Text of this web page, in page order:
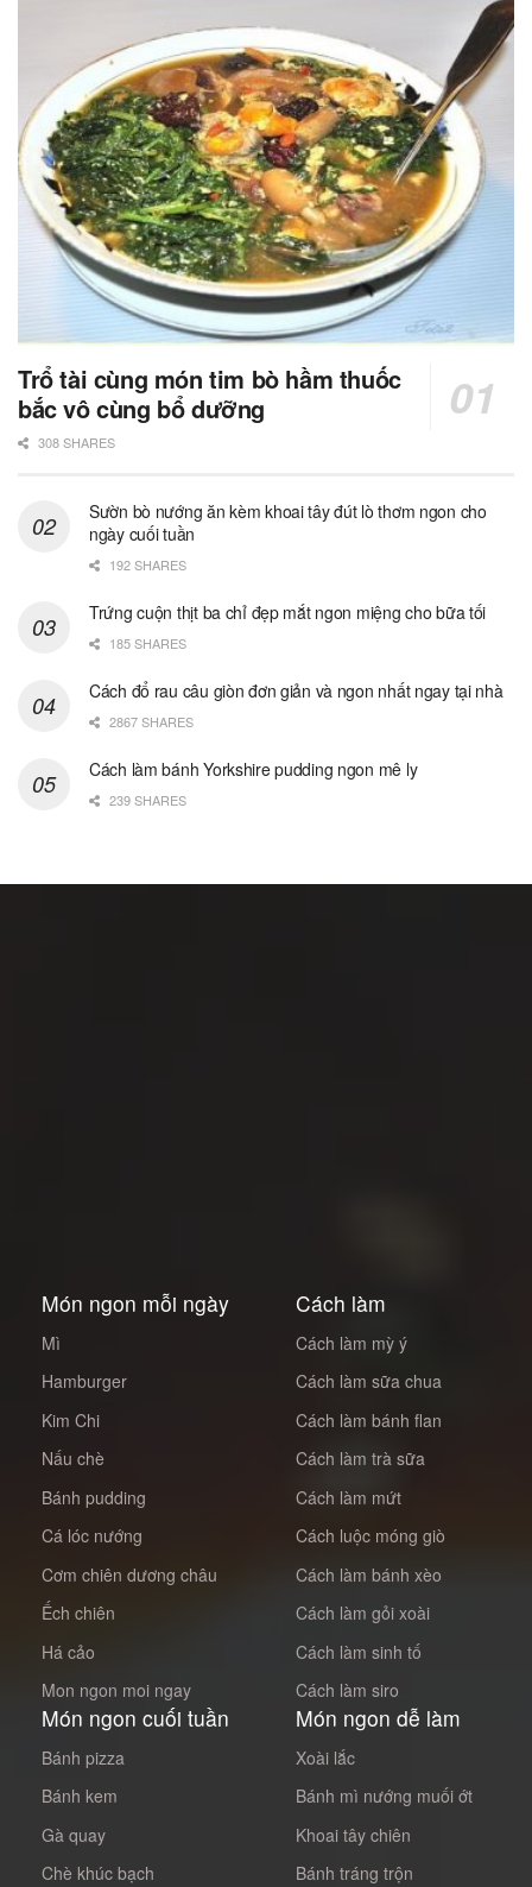
Trổ tài cùng món tim bò hầm thuốc
bắc vô cùng bổ dưỡng
308 SHARES
Sườn bò nướng ăn kèm khoai tây đút lò thơm ngon cho
ngày cuối tuần
192 SHARES
Trứng cuộn thịt ba chỉ đẹp mắt ngon miệng cho bữa tối
185 SHARES
Cách đổ rau câu giòn đơn giản và ngon nhất ngay tại nhà
2867 SHARES
Cách làm bánh Yorkshire pudding ngon mê ly
239 SHARES
Món ngon mỗi ngày
Mì
Hamburger
Kim Chi
Nấu chè
Bánh pudding
Cá lóc nướng
Cơm chiên dương châu
Ếch chiên
Há cảo
Mon ngon moi ngay
Cách làm
Cách làm mỳ ý
Cách làm sữa chua
Cách làm bánh flan
Cách làm trà sữa
Cách làm mứt
Cách luộc móng giò
Cách làm bánh xèo
Cách làm gỏi xoài
Cách làm sinh tố
Cách làm siro
Món ngon cuối tuần
Bánh pizza
Bánh kem
Gà quay
Chè khúc bạch
Món ngon dễ làm
Xoài lắc
Bánh mì nướng muối ớt
Khoai tây chiên
Bánh tráng trộn